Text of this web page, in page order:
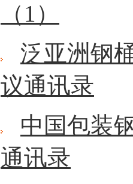
（1）
泛亚洲钢
议通讯录
中国包装
通讯录